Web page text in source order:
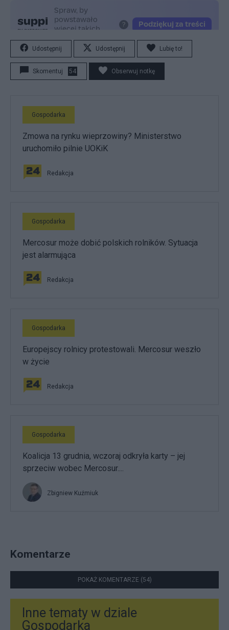
Udostępnij Udostępnij Lubię to!
Skomentuj 54 Obserwuj notkę
Gospodarka
Zmowa na rynku wieprzowiny? Ministerstwo
uruchomiło pilnie UOKiK
Redakcja
Gospodarka
Mercosur może dobić polskich rolników. Sytuacja
jest alarmująca
Redakcja
Gospodarka
Europejscy rolnicy protestowali. Mercosur weszło
w życie
Redakcja
Gospodarka
Koalicja 13 grudnia, wczoraj odkryła karty – jej
sprzeciw wobec Mercosur....
Zbigniew Kuźmiuk
Komentarze
POKAŻ KOMENTARZE (54)
Inne tematy w dziale
Gospodarka